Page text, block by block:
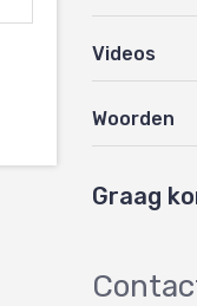
Videos
Woorden
Graag